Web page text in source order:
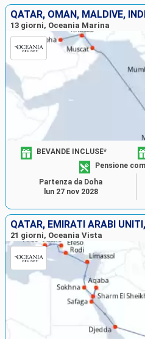
QATAR, OMAN, MALDIVE,
13 giorni, Oceania Marina
BEVANDE INCLUSE*
Pensione
Partenza da Doha
lun 27 nov 2028
21 giorni, Oceania Vista